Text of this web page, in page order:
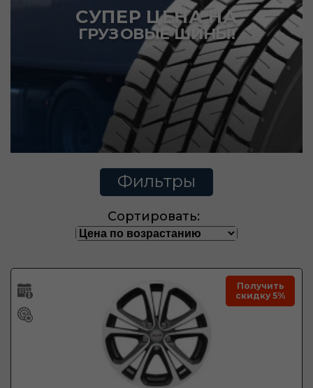
СУПЕР ЦЕНА НА
ГРУЗОВЫЕ ШИНЫ!
Фильтры
Сортировать:
Получить
скидку 5%